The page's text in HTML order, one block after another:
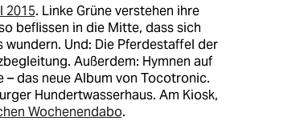
2015. Linke Grüne verstehen ihre
beflissen in die Mitte, dass sich
Und: Die Pferdestaffel der
Außerdem: Hymnen auf
das neue Album von Tocotronic.
Hundertwasserhaus. Am Kiosk,
Wochenendabo.